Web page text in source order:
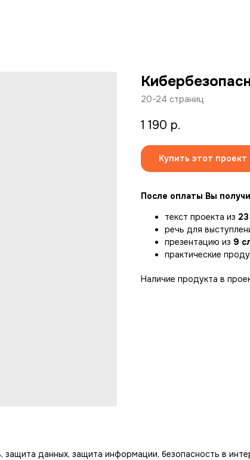
20-24 страниц
1 190 р.
Купить этот проект
После оплаты Вы
текст проекта из
речь для
презентацию из 9
практические
Наличие продукта в
данных, защита информации, безопасность в